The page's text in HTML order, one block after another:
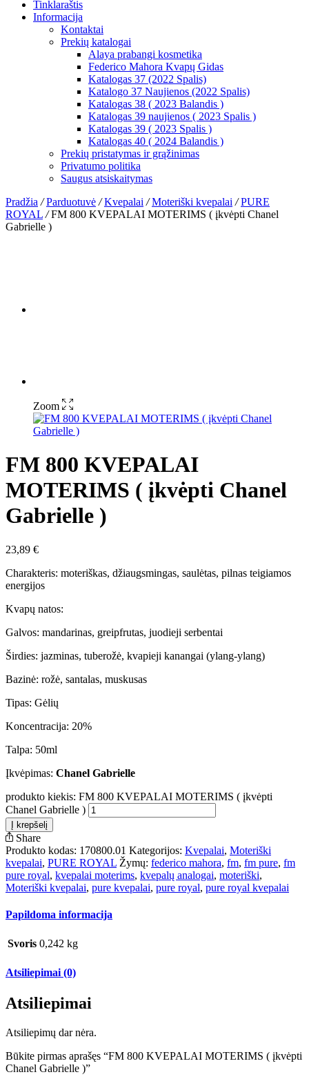
Tinklaraštis
Informacija
Kontaktai
Prekių katalogai
Alaya prabangi kosmetika
Federico Mahora Kvapų Gidas
Katalogas 37 (2022 Spalis)
Katalogo 37 Naujienos (2022 Spalis)
Katalogas 38 ( 2023 Balandis )
Katalogas 39 naujienos ( 2023 Spalis )
Katalogas 39 ( 2023 Spalis )
Katalogas 40 ( 2024 Balandis )
Prekių pristatymas ir grąžinimas
Privatumo politika
Saugus atsiskaitymas
Pradžia / Parduotuvė / Kvepalai / Moteriški kvepalai / PURE
ROYAL /FM 800 KVEPALAI MOTERIMS ( įkvėpti Chanel
Gabrielle )
Zoom
FM 800 KVEPALAI
MOTERIMS ( įkvėpti Chanel
Gabrielle )
23,89 €
Charakteris: moteriškas, džiaugsmingas, saulėtas, pilnas teigiamos
energijos
Kvapų natos:
Galvos: mandarinas, greipfrutas, juodieji serbentai
Širdies: jazminas, tuberožė, kvapieji kanangai (ylang-ylang)
Bazinė: rožė, santalas, muskusas
Tipas: Gėlių
Koncentracija: 20%
Talpa: 50ml
Įkvėpimas: Chanel Gabrielle
produkto kiekis: FM 800 KVEPALAI MOTERIMS ( įkvėpti
Chanel Gabrielle )
Į krepšelį
Share
Produkto kodas: 170800.01 Kategorijos: Kvepalai, Moteriški
kvepalai, PURE ROYAL Žymų: federico mahora, fm, fm pure, fm
pure royal, kvepalai moterims, kvepalų analogai, moteriški,
Moteriški kvepalai, pure kvepalai, pure royal, pure royal kvepalai
Papildoma informacija
Svoris 0,242 kg
Atsiliepimai (0)
Atsiliepimai
Atsiliepimų dar nėra.
Būkite pirmas aprašęs “FM 800 KVEPALAI MOTERIMS ( įkvėpti
Chanel Gabrielle )”